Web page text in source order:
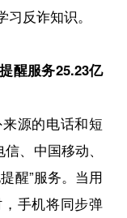
反诈知识。
服务25.23亿
源的电话和短
、中国移动、
醒”服务。当用
手机将同步弹